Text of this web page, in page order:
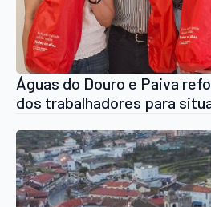
Águas do Douro e Paiva
dos trabalhadores para